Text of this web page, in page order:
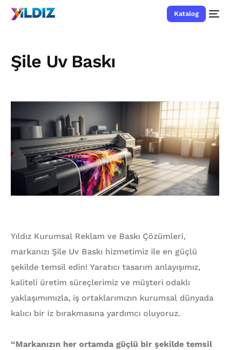
Katalog
Şile Uv Baskı
Yıldız Kurumsal Reklam ve Baskı Çözümleri,
markanızı Şile Uv Baskı hizmetimiz ile en güçlü
şekilde temsil edin! Yaratıcı tasarım anlayışımız,
kaliteli üretim süreçlerimiz ve müşteri odaklı
yaklaşımımızla, iş ortaklarımızın kurumsal dünyada
kalıcı bir iz bırakmasına yardımcı oluyoruz.
“Markanızın her ortamda güçlü bir şekilde temsil